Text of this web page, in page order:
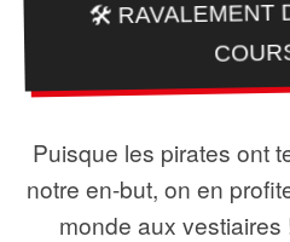
🛠️ RAVALEMENT
Puisque les pirates ont
notre en-but, on en
monde aux